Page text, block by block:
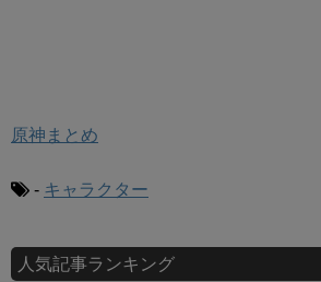
原神まとめ
- キャラクター
人気記事ランキング